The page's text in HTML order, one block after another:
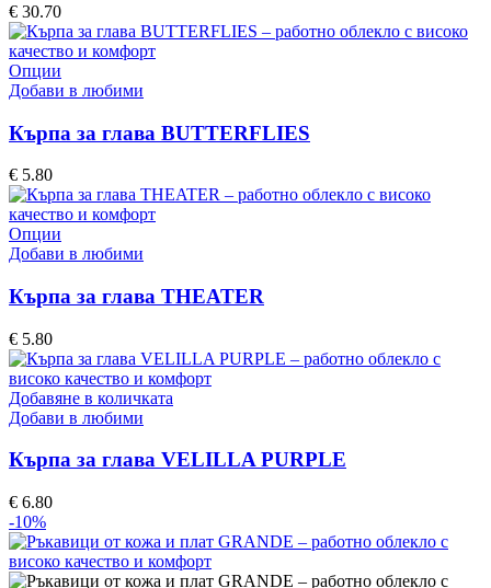
may
be
chosen
on
product
€ 30.70
Опции
product
multiple
variants.
options
may
be
chosen
on
product
Добави в любими
Кърпа за глава BUTTERFLIES
€ 5.80
Опции
product
multiple
variants.
may
be
chosen
on
product
Добави в любими
Кърпа за глава THEATER
€ 5.80
Добавяне в количката
Добави в любими
Кърпа за глава VELILLA PURPLE
€ 6.80
-10%